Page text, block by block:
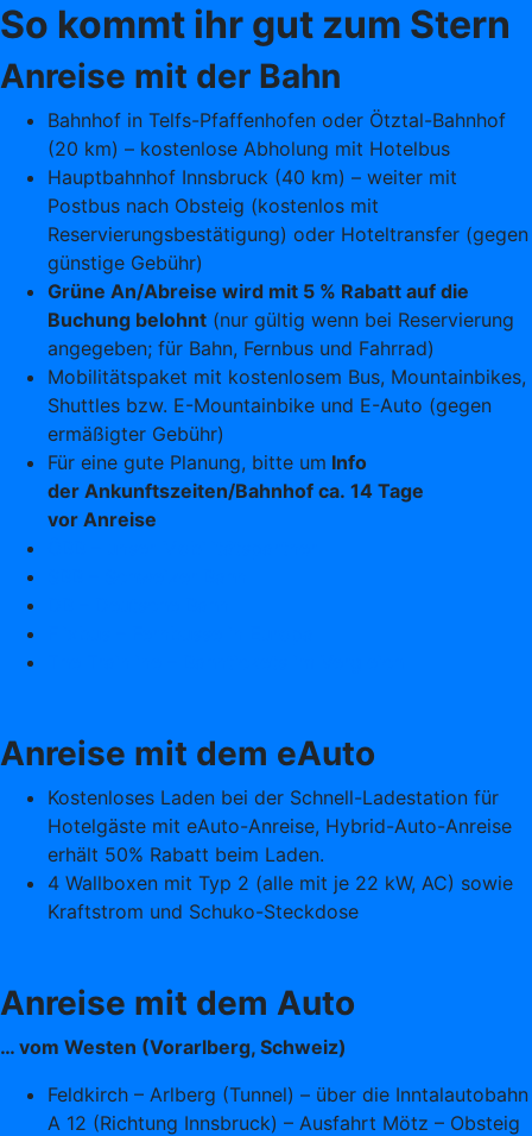
So kommt ihr gut zum Stern
Anreise mit der Bahn
Bahnhof in Telfs-Pfaffenhofen oder Ötztal-Bahnhof
(20 km) – kostenlose Abholung mit Hotelbus
Hauptbahnhof Innsbruck (40 km) – weiter mit
Postbus nach Obsteig (kostenlos mit
Reservierungsbestätigung) oder Hoteltransfer (gegen
günstige Gebühr)
Grüne An/Abreise wird mit 5 % Rabatt auf die
Buchung belohnt (nur gültig wenn bei Reservierung
angegeben; für Bahn, Fernbus und Fahrrad)
Mobilitätspaket mit kostenlosem Bus, Mountainbikes,
Shuttles bzw. E-Mountainbike und E-Auto (gegen
ermäßigter Gebühr)
Für eine gute Planung, bitte um Info
der Ankunftszeiten/Bahnhof ca. 14 Tage
vor Anreise
Anreise mit dem eAuto
Kostenloses Laden bei der Schnell-Ladestation für
Hotelgäste mit eAuto-Anreise, Hybrid-Auto-Anreise
erhält 50% Rabatt beim Laden.
4 Wallboxen mit Typ 2 (alle mit je 22 kW, AC) sowie
Kraftstrom und Schuko-Steckdose
Anreise mit dem Auto
… vom Westen (Vorarlberg, Schweiz)
Feldkirch – Arlberg (Tunnel) – über die Inntalautobahn
A 12 (Richtung Innsbruck) – Ausfahrt Mötz – Obsteig